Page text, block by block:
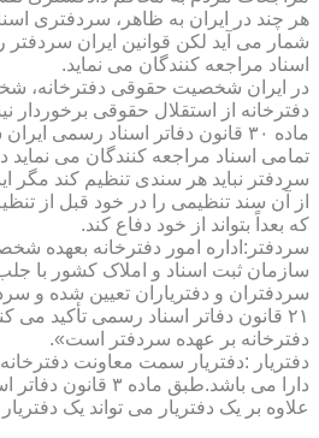
هر چند در ایران به ظاهر، سردفتری
شمار می آید لکن قوانین ایران سردفتر
اسناد مراجعه کنندگان می نماید.
در ایران شخصیت حقوقی دفترخانه،
دفترخانه از استقلال حقوقی برخوردار
ماده ۳۰ قانون دفاتر اسناد رسمی
تمامی اسناد مراجعه کنندگان می
سردفتر نباید هر سندی تنظیم کند مگر
از آن سند تنظیمی را در خود قبل از
که بعداً بتواند از خود دفاع کند.
سردفتر:اداره امور دفترخانه بعهده
سازمان ثبت اسناد و املاک کشور با
سردفتران و دفتریاران تعیین شده و
۲۱ قانون دفاتر اسناد رسمی تأکید
دفترخانه بر عهده سردفتر است».
دفتریار :دفتریار سمت معاونت
دارا می باشد.طبق
علاوه بر یک دفتریار می تواند یک